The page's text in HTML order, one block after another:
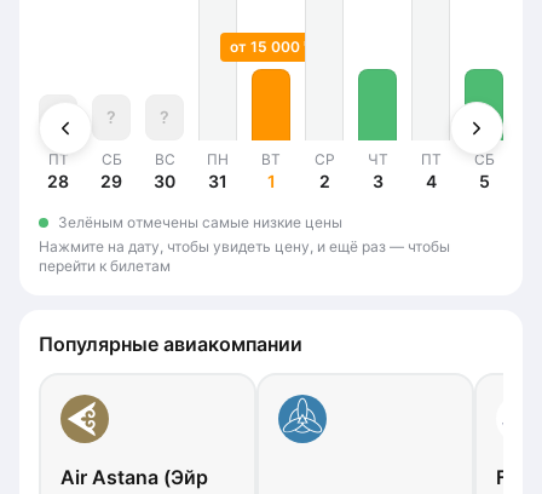
ПТ
28
?
СБ
29
?
ВС
30
ПН
31
от 15 000 ₸
ВТ
1
СР
2
ЧТ
3
ПТ
4
СБ
5
Зелёным отмечены самые низкие цены
Нажмите на дату, чтобы увидеть цену, и ещё раз — чтобы
перейти к билетам
Популярные авиакомпании
Air Astana (Эйр